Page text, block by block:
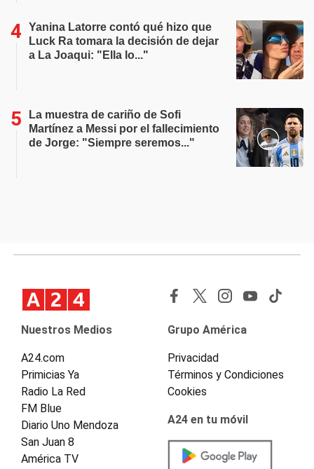
Yanina Latorre contó qué hizo que
Luck Ra tomara la decisión de dejar
a La Joaqui: "Ella lo..."
La muestra de cariño de Sofi
Martínez a Messi por el fallecimiento
de Jorge: "Siempre seremos..."
Nuestros Medios
A24.com
Primicias Ya
Radio La Red
FM Blue
Diario Uno Mendoza
San Juan 8
América TV
Grupo América
Privacidad
Términos y Condiciones
Cookies
A24 en tu móvil